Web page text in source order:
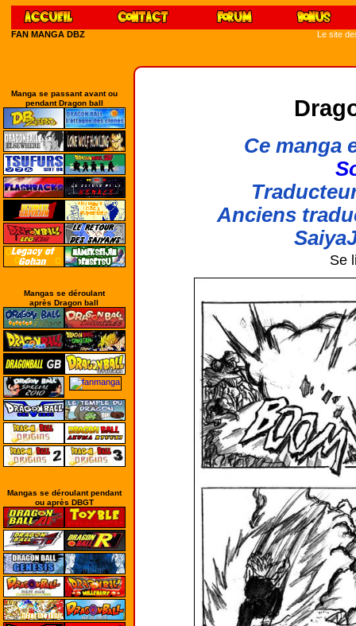
FAN MANGA DBZ Le site
Manga se passant avant ou
pendant Dragon ball
Mangas se déroulant
après Dragon ball
Mangas se déroulant pendant
ou après DBGT
Ce manga
Anciens
Se